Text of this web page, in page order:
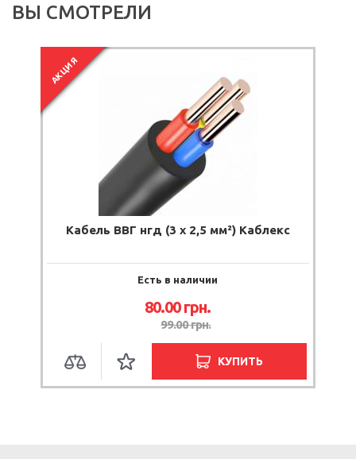
ВЫ СМОТРЕЛИ
АКЦИЯ
Кабель ВВГ нгд (3 х 2,5 мм²) Каблекс
Есть в наличии
80.00грн.
99.00грн.
КУПИТЬ